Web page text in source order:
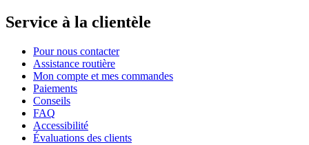
Service à la clientèle
Pour nous contacter
Assistance routière
Mon compte et mes commandes
Paiements
Conseils
FAQ
Accessibilité
Évaluations des clients